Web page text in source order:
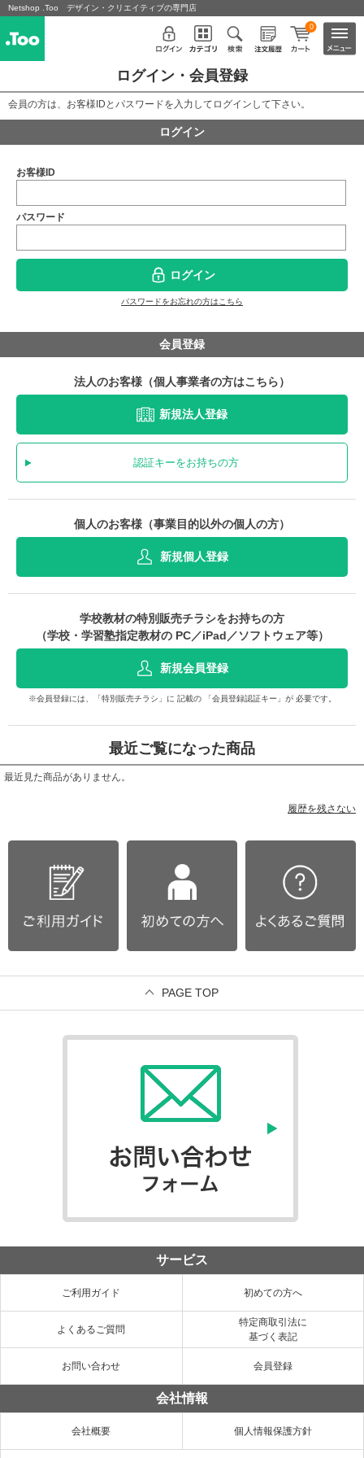
Netshop .Too デザイン・クリエイティブの専門店
0
ログイン・会員登録
会員の方は、お客様IDとパスワードを入力してログインして下さい。
ログイン
お客様ID
パスワード
ログイン
パスワードをお忘れの方はこちら
会員登録
法人のお客様（個人事業者の方はこちら）
新規法人登録
認証キーをお持ちの方
個人のお客様（事業目的以外の個人の方）
新規個人登録
学校教材の特別販売チラシをお持ちの方
（学校・学習塾指定教材の PC／iPad／ソフトウェア等）
新規会員登録
※会員登録には、「特別販売チラシ」に 記載の 「会員登録認証キー」が 必要です。
最近ご覧になった商品
最近見た商品がありません。
履歴を残さない
PAGE TOP
サービス
ご利用ガイド 初めての方へ
よくあるご質問
特定商取引法に
基づく表記
お問い合わせ 会員登録
会社情報
会社概要 個人情報保護方針